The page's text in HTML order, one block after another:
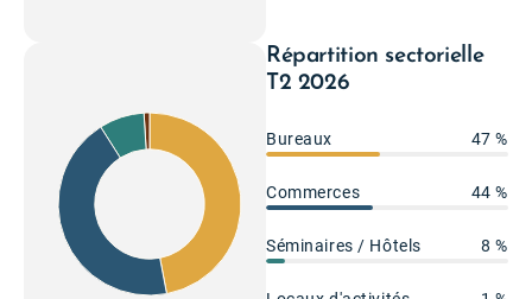
47%
44%
Répartition sectorielle
T2 2026
Bureaux 47 %
Commerces 44 %
Séminaires / Hôtels 8 %